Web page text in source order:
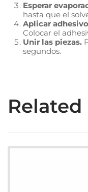
Esperar
hasta que el
Aplicar
Colocar el
Unir las piezas.
segundos.